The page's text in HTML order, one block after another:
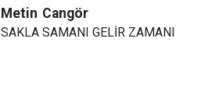
Metin Cangör
SAKLA SAMANI GELİR ZAMANI